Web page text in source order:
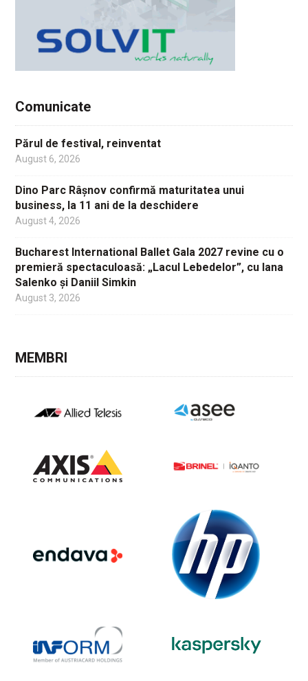
Comunicate
Părul de festival, reinventat
August 6, 2026
Dino Parc Râșnov confirmă maturitatea unui
business, la 11 ani de la deschidere
August 4, 2026
Bucharest International Ballet Gala 2027 revine cu o
premieră spectaculoasă: „Lacul Lebedelor”, cu Iana
Salenko și Daniil Simkin
August 3, 2026
MEMBRI